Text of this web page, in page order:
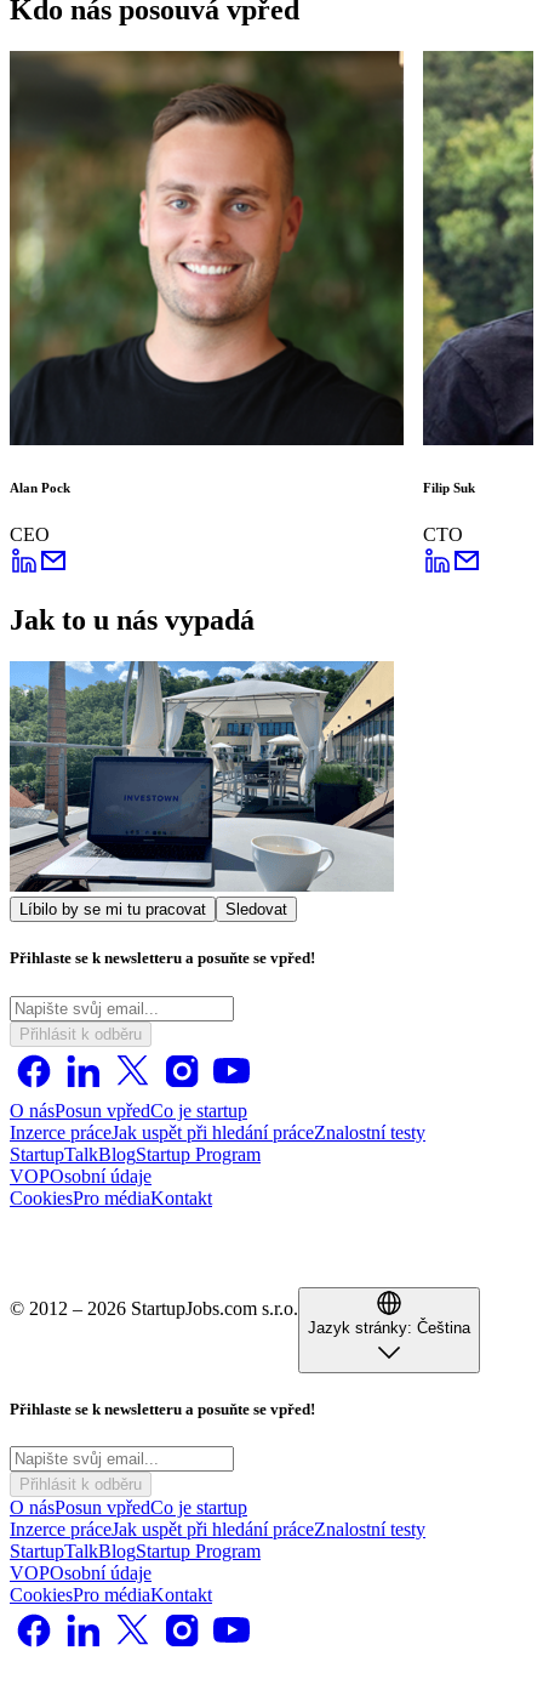
Kdo nás posouvá vpřed
Alan Pock
CEO
Filip Suk
CTO
Jak to u nás vypadá
Líbilo by se mi tu pracovat Sledovat
Přihlaste se k newsletteru a posuňte se vpřed!
Přihlásit k odběru
O násPosun vpředCo je startup
Inzerce práceJak uspět při hledání práceZnalostní testy
StartupTalkBlogStartup Program
VOPOsobní údaje
CookiesPro médiaKontakt
© 2012 – 2026 StartupJobs.com s.r.o.
Jazyk stránky: Čeština
Přihlaste se k newsletteru a posuňte se vpřed!
Přihlásit k odběru
O násPosun vpředCo je startup
Inzerce práceJak uspět při hledání práceZnalostní testy
StartupTalkBlogStartup Program
VOPOsobní údaje
CookiesPro médiaKontakt